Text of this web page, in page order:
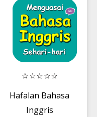
Hafalan Bahasa
Inggris